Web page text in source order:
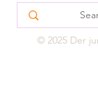
© 2025 Der